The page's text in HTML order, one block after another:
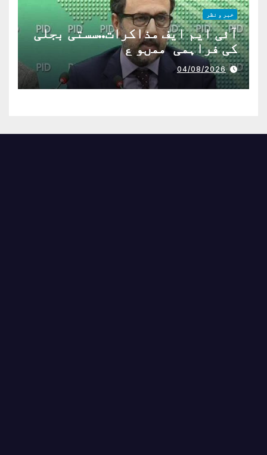
خبر و نظر
آئی ایم ایف مذاکرات..سستی بجلی
کی فراہمی ممںو ع
04/08/2026